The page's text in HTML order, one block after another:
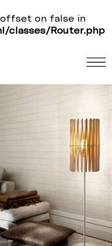
on false in
classes/Router.php